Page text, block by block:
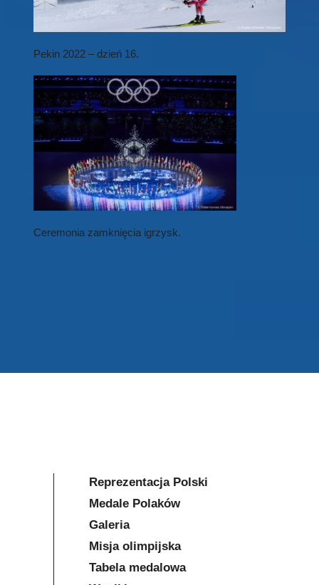
Pekin 2022 – dzień 16.
Ceremonia zamknięcia igrzysk.
Reprezentacja Polski
Medale Polaków
Galeria
Misja olimpijska
Tabela medalowa